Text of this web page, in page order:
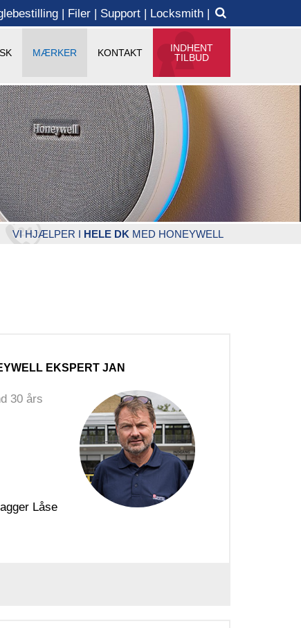
Filer Support Locksmith
MÆRKER KONTAKT
INDHENT
TILBUD
VI HJÆLPER I HELE DK MED HONEYWELL
EKSPERT JAN
30 års
Låse